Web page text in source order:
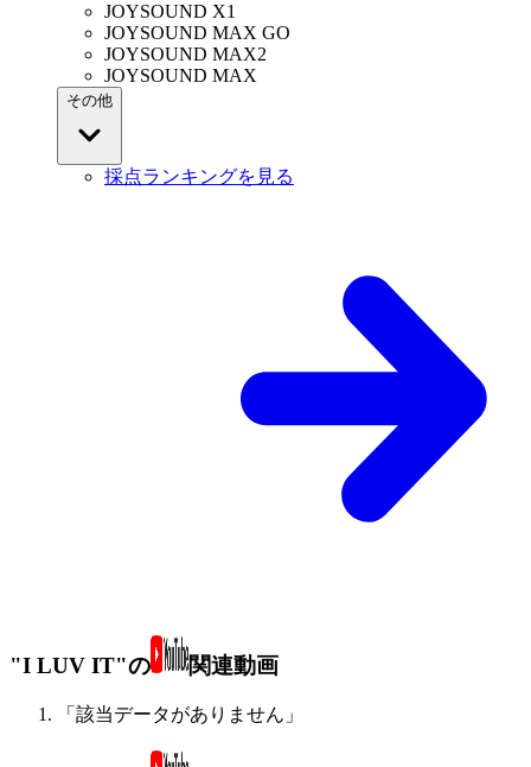
JOYSOUND X1
JOYSOUND MAX GO
JOYSOUND MAX2
JOYSOUND MAX
その他
採点ランキングを見る
"I LUV IT"の 関連動画
「該当データがありません」